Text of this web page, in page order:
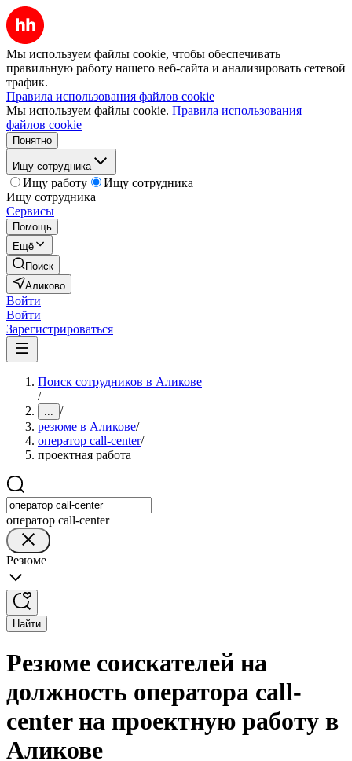
Мы используем файлы cookie, чтобы обеспечивать
правильную работу нашего веб-сайта и анализировать сетевой
трафик.
Правила использования файлов cookie
Мы используем файлы cookie. Правила использования
файлов cookie
Понятно
Ищу сотрудника
Ищу работу
Ищу сотрудника
Ищу сотрудника
Сервисы
Помощь
Ещё
Поиск
Аликово
Войти
Войти
Зарегистрироваться
Поиск сотрудников в Аликове
/
... /
резюме в Аликове/
оператор call-center/
проектная работа
оператор call-center
Резюме
Найти
Резюме соискателей на
должность оператора call-
center на проектную работу в
Аликове